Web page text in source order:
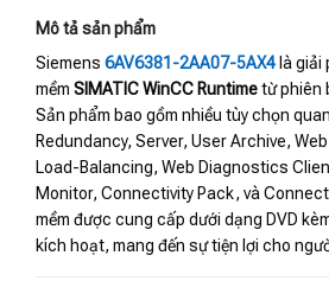
Mô tả sản phẩm
Siemens 6AV6381-2AA07-5AX4 là giải
mềm SIMATIC WinCC Runtimetừ phiên
Sản phẩm bao gồm nhiều tùy chọn
Redundancy, Server, User Archive,
Load-Balancing, Web Diagnostics
Monitor, Connectivity Pack, và
mềm được cung cấp dưới dạng DVD
kích hoạt, mang đến sự tiện lợi cho